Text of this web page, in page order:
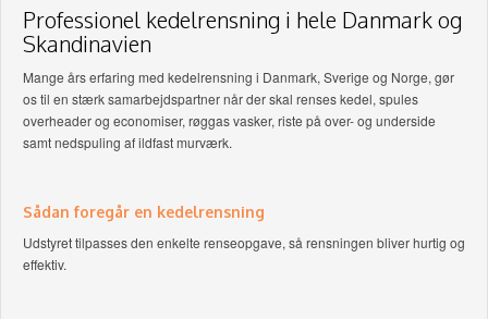
Professionel kedelrensning i hele Danmark og
Skandinavien
Mange års erfaring med kedelrensning i Danmark, Sverige og Norge, gør
os til en stærk samarbejdspartner når der skal renses kedel, spules
overheader og economiser, røggas vasker, riste på over- og underside
samt nedspuling af ildfast murværk.
Sådan foregår en kedelrensning
Udstyret tilpasses den enkelte renseopgave, så rensningen bliver hurtig og
effektiv.